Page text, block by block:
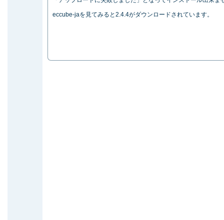
eccube-jaを見てみると2.4.4がダウンロードされています。